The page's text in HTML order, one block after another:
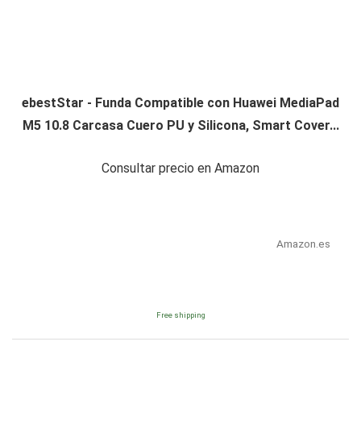
ebestStar - Funda Compatible con Huawei MediaPad
M5 10.8 Carcasa Cuero PU y Silicona, Smart Cover...
Consultar precio en Amazon
Amazon.es
Free shipping